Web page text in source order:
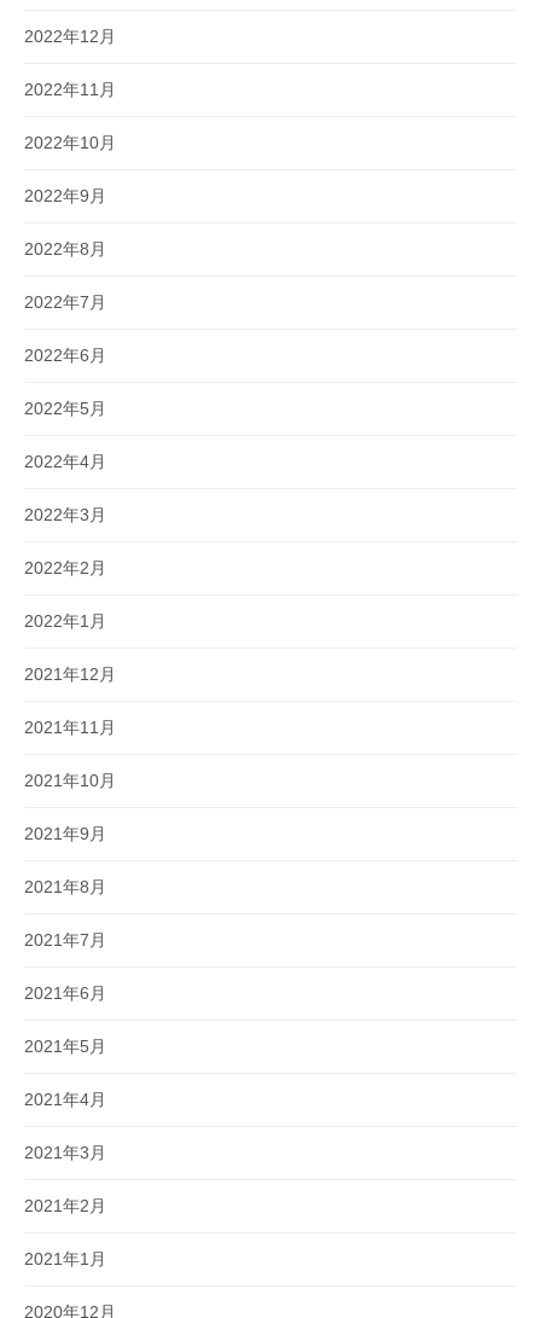
2022年12月
2022年11月
2022年10月
2022年9月
2022年8月
2022年7月
2022年6月
2022年5月
2022年4月
2022年3月
2022年2月
2022年1月
2021年12月
2021年11月
2021年10月
2021年9月
2021年8月
2021年7月
2021年6月
2021年5月
2021年4月
2021年3月
2021年2月
2021年1月
2020年12月